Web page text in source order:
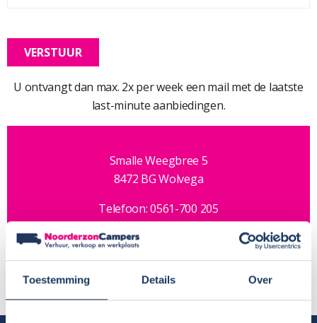
Toestemming Details Over
U ontvangt dan max. 2x per week een mail met de laatste
last-minute aanbiedingen.
Smalle Weegbree 5
8472 BG Wolvega
Telefoon: 0561-700 205
Email:info@noorderzon-campers.nl
Volg ons: